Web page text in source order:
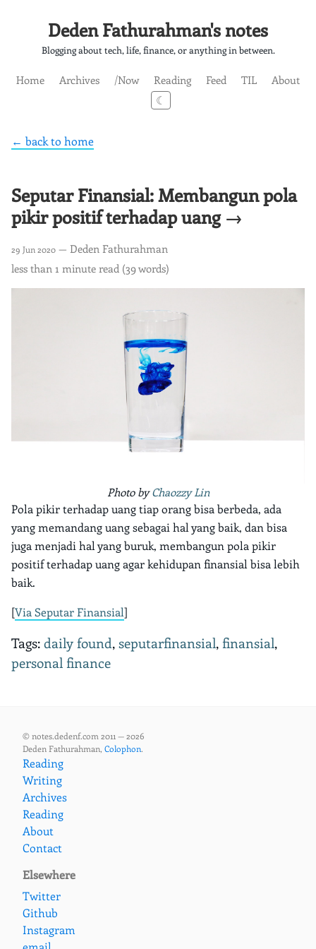
Deden Fathurahman's notes
Blogging about tech, life, finance, or anything in between.
Home Archives /Now Reading Feed TIL
About
☾
← back to home
Seputar Finansial: Membangun pola
pikir positif terhadap uang →
29 Jun 2020 — Deden Fathurahman
less than 1 minute read (39 words)
Photo byChaozzy Lin
Pola pikir terhadap uang tiap orang bisa berbeda, ada
yang memandang uang sebagai hal yang baik, dan bisa
juga menjadi hal yang buruk, membangun pola pikir
positif terhadap uang agar kehidupan finansial bisa lebih
baik.
[Via Seputar Finansial]
Tags:daily found,seputarfinansial,finansial,
personal finance
© notes.dedenf.com 2011 — 2026
Deden Fathurahman, Colophon.
Reading
Writing
Archives
Reading
About
Contact
Elsewhere
Twitter
Github
Instagram